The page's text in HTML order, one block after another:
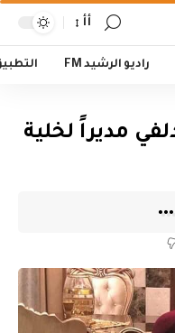
أأ
راديو الرشيد FM
مديراً لخلية